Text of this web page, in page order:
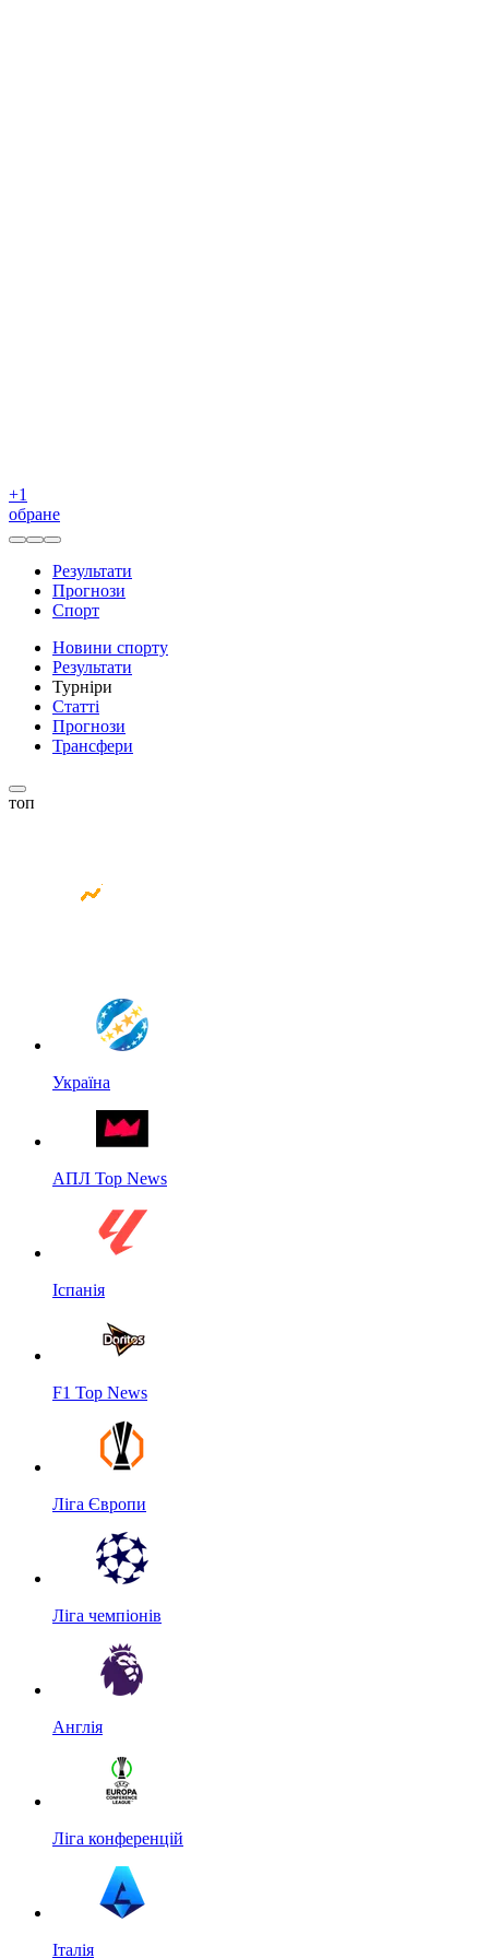
+1
обране
Результати
Прогнози
Спорт
Новини спорту
Результати
Турніри
Статті
Прогнози
Трансфери
топ
Україна
АПЛ Top News
Іспанія
F1 Top News
Ліга Європи
Ліга чемпіонів
Англія
Ліга конференцій
Італія